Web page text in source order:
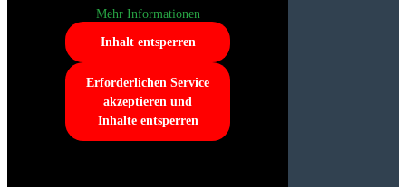
Mehr Informationen
Inhalt entsperren
Erforderlichen Service
akzeptieren und
Inhalte entsperren